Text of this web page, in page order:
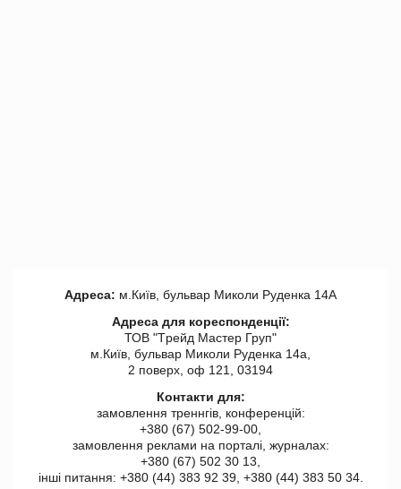
Адреса: м.Київ, бульвар Миколи Руденка 14А
Адреса для кореспонденції:
ТОВ "Tрейд Мастер Груп"
м.Київ, бульвар Миколи Руденка 14а,
2 поверх, оф 121, 03194
Контакти для:
замовлення треннгів, конференцій:
+380 (67) 502-99-00,
замовлення реклами на порталі, журналах:
+380 (67) 502 30 13,
інші питання: +380 (44) 383 92 39, +380 (44) 383 50 34.